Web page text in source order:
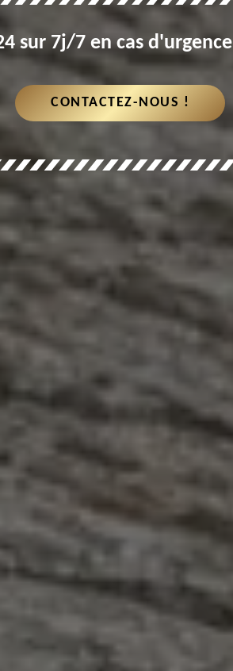
sur 7j/7 en cas d'urgence
CONTACTEZ-NOUS !